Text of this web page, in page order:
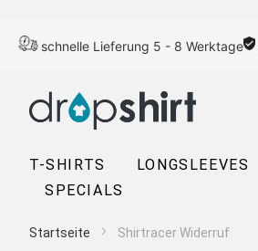
schnelle Lieferung 5 - 8 Werktage
T-SHIRTS LONGSLEEVES
SPECIALS
Startseite Shirtracer Widerruf